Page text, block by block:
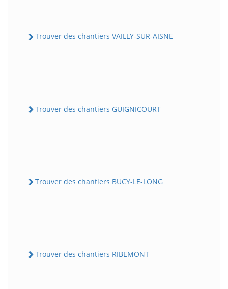
Trouver des chantiers VAILLY-SUR-AISNE
Trouver des chantiers GUIGNICOURT
Trouver des chantiers BUCY-LE-LONG
Trouver des chantiers RIBEMONT